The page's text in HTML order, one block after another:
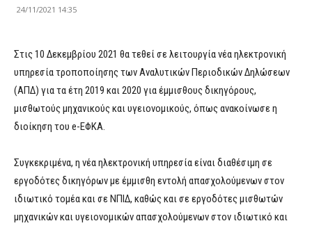
24/11/2021 14:35
Στις 10 Δεκεμβρίου 2021 θα τεθεί σε λειτουργία νέα ηλεκτρονική
υπηρεσία τροποποίησης των Αναλυτικών Περιοδικών Δηλώσεων
(ΑΠΔ) για τα έτη 2019 και 2020 για έμμισθους δικηγόρους,
μισθωτούς μηχανικούς και υγειονομικούς, όπως ανακοίνωσε η
διοίκηση του e-ΕΦΚΑ.
Συγκεκριμένα, η νέα ηλεκτρονική υπηρεσία είναι διαθέσιμη σε
εργοδότες δικηγόρων με έμμισθη εντολή απασχολούμενων στον
ιδιωτικό τομέα και σε ΝΠΙΔ, καθώς και σε εργοδότες μισθωτών
μηχανικών και υγειονομικών απασχολούμενων στον ιδιωτικό και